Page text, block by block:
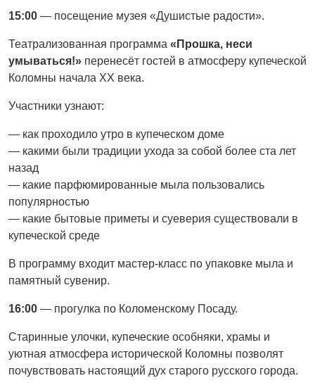
15:00 — посещение музея «Душистые радости».
Театрализованная программа «Прошка, неси
умываться!» перенесёт гостей в атмосферу купеческой
Коломны начала XX века.
Участники узнают:
— как проходило утро в купеческом доме
— какими были традиции ухода за собой более ста лет
назад
— какие парфюмированные мыла пользовались
популярностью
— какие бытовые приметы и суеверия существовали в
купеческой среде
В программу входит мастер-класс по упаковке мыла и
памятный сувенир.
16:00 — прогулка по Коломенскому Посаду.
Старинные улочки, купеческие особняки, храмы и
уютная атмосфера исторической Коломны позволят
почувствовать настоящий дух старого русского города.